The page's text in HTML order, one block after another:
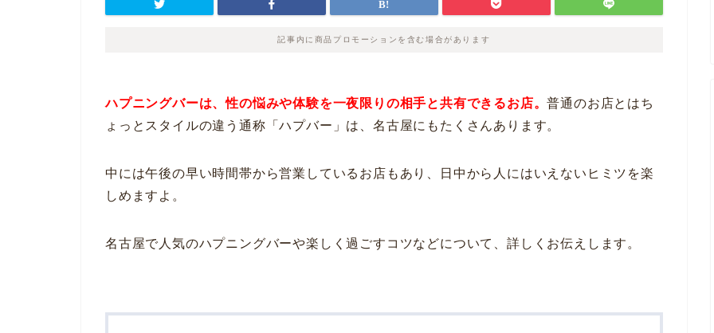
記事内に商品プロモーションを含む場合があります
ハプニングバーは、性の悩みや体験を一夜限りの相手と共有できるお店。普通のお店とはち
ょっとスタイルの違う通称「ハプバー」は、名古屋にもたくさんあります。
中には午後の早い時間帯から営業しているお店もあり、日中から人にはいえないヒミツを楽
しめますよ。
名古屋で人気のハプニングバーや楽しく過ごすコツなどについて、詳しくお伝えします。